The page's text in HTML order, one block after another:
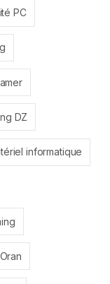
PC
DZ
informatique
Oran